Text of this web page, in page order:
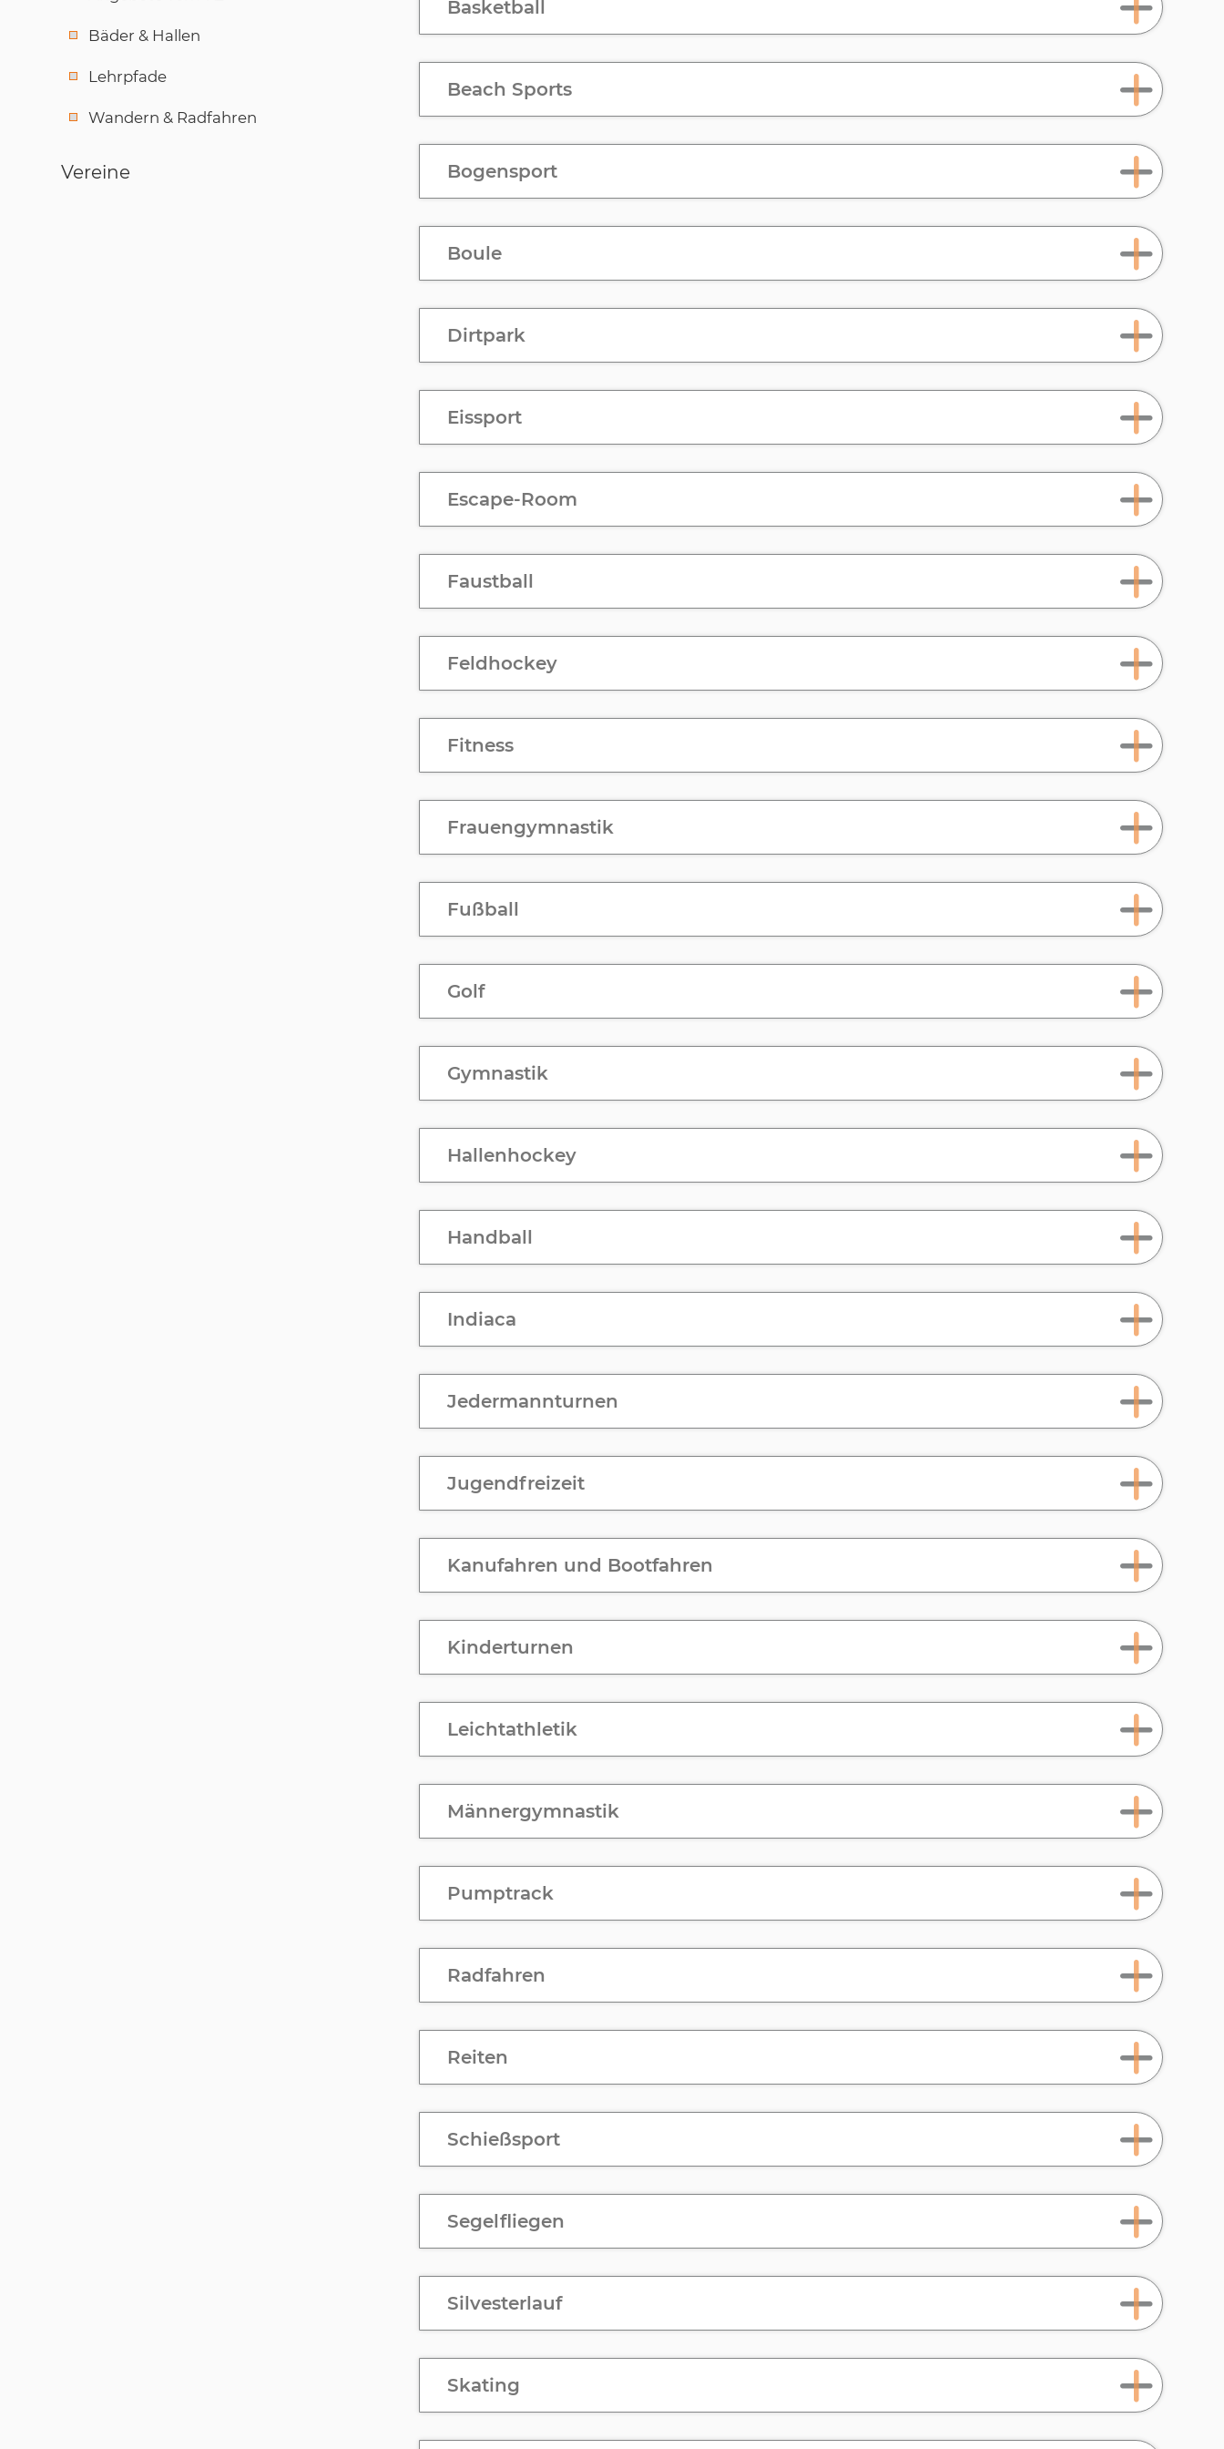
Basketball
Beach Sports
Bogensport
Boule
Dirtpark
Eissport
Escape-Room
Faustball
Feldhockey
Fitness
Frauengymnastik
Fußball
Golf
Gymnastik
Hallenhockey
Handball
Indiaca
Jedermannturnen
Jugendfreizeit
Kanufahren und Bootfahren
Kinderturnen
Leichtathletik
Männergymnastik
Pumptrack
Radfahren
Reiten
Schießsport
Segelfliegen
Silvesterlauf
Skating
Bäder & Hallen
Lehrpfade
Wandern & Radfahren
Vereine